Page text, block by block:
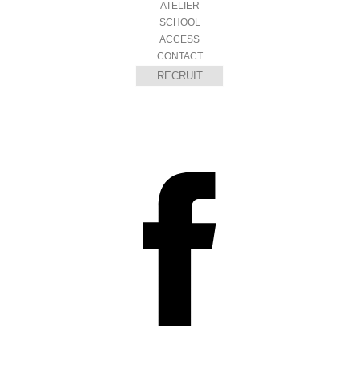
ATELIER
SCHOOL
ACCESS
CONTACT
RECRUIT